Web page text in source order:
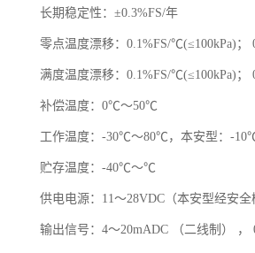
长期稳定性：±0.3%FS/年
零点温度漂移：0.1%FS/℃(≤100kPa)；
满度温度漂移：0.1%FS/℃(≤100kPa)；
补偿温度：0℃～50℃
工作温度：-30℃～80℃，本安型：-
贮存温度：-40℃～℃
供电电源：11～28VDC（本安型经安全
输出信号：4～20mADC （二线制） ，